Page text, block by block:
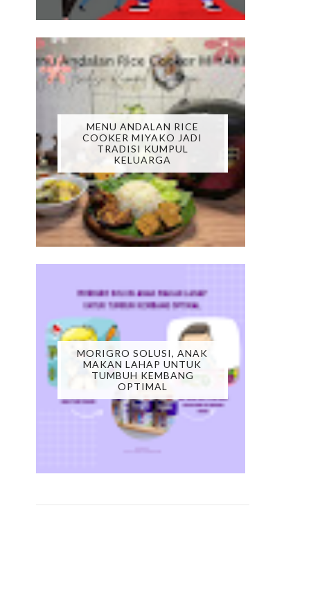
MENU ANDALAN RICE
COOKER MIYAKO JADI
TRADISI KUMPUL
KELUARGA
MORIGRO SOLUSI, ANAK
MAKAN LAHAP UNTUK
TUMBUH KEMBANG
OPTIMAL